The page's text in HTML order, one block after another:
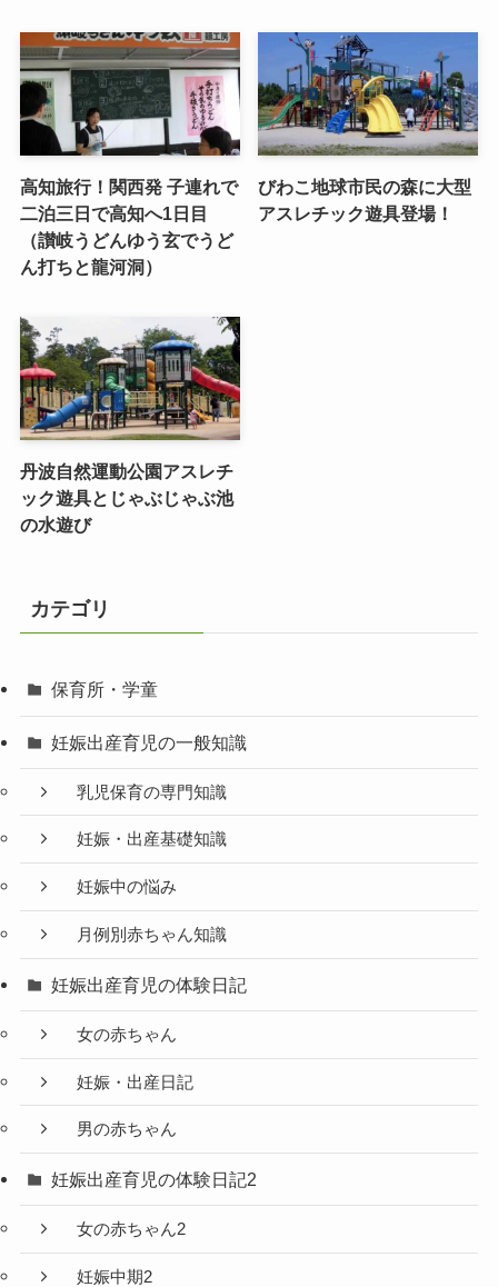
高知旅行！関西発 子連れで
二泊三日で高知へ1日目
（讃岐うどんゆう玄でうど
ん打ちと龍河洞）
びわこ地球市民の森に大型
アスレチック遊具登場！
丹波自然運動公園アスレチ
ック遊具とじゃぶじゃぶ池
の水遊び
カテゴリ
保育所・学童
妊娠出産育児の一般知識
乳児保育の専門知識
妊娠・出産基礎知識
妊娠中の悩み
月例別赤ちゃん知識
妊娠出産育児の体験日記
女の赤ちゃん
妊娠・出産日記
男の赤ちゃん
妊娠出産育児の体験日記2
女の赤ちゃん2
妊娠中期2